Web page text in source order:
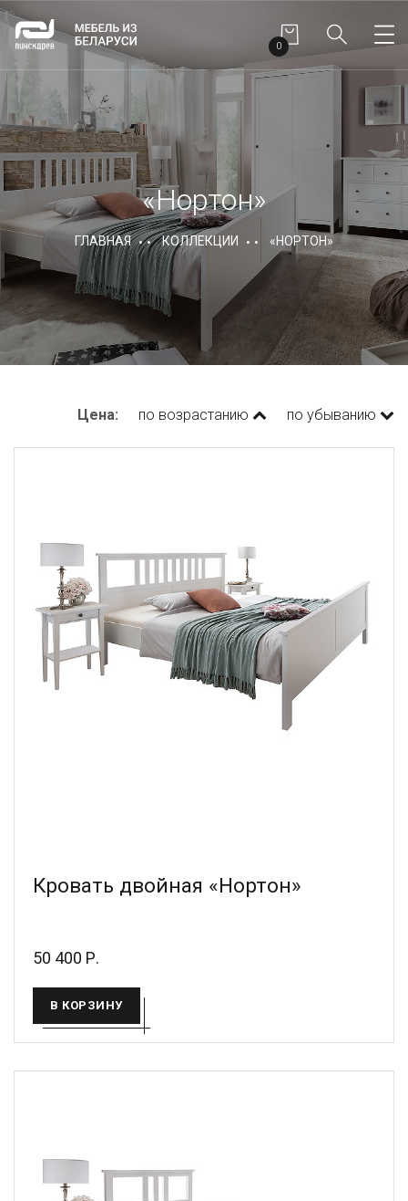
0
«Нортон»
ГЛАВНАЯ КОЛЛЕКЦИИ «НОРТОН»
Цена: по возрастанию по убыванию
Кровать двойная «Нортон»
50 400 Р.
В КОРЗИНУ